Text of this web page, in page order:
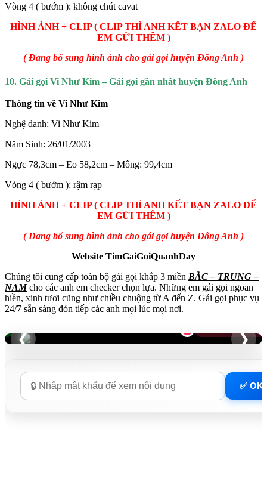
Vòng 4 ( bướm ): không chút cavat
HÌNH ẢNH + CLIP ( CLIP THÌ ANH KẾT BẠN ZALO ĐỂ
EM GỬI THÊM )
( Đang bổ sung hình ảnh cho gái gọi huyện Đông Anh )
10. Gái gọi Vi Như Kim – Gái gọi gần nhất huyện Đông Anh
Thông tin về Vi Như Kim
Nghệ danh: Vi Như Kim
Năm Sinh: 26/01/2003
Ngực 78,3cm – Eo 58,2cm – Mông: 99,4cm
Vòng 4 ( bướm ): rậm rạp
HÌNH ẢNH + CLIP ( CLIP THÌ ANH KẾT BẠN ZALO ĐỂ
EM GỬI THÊM )
( Đang bổ sung hình ảnh cho gái gọi huyện Đông Anh )
Website TimGaiGoiQuanhDay
Chúng tôi cung cấp toàn bộ gái gọi khắp 3 miền BẮC – TRUNG –
NAMcho các anh em checker chọn lựa. Những em gái gọi ngoan
hiền, xinh tươi cũng như chiều chuộng từ A đến Z. Gái gọi phục vụ
24/7 sẵn sàng đón tiếp các anh mọi lúc mọi nơi.
❮ ❯
✅ OK